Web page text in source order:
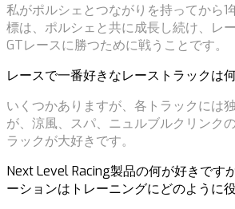
私がポルシェとつながりを持ってから1
標は、ポルシェと共に成長し続け、レ
GTレースに勝つために戦うことです。
レースで一番好きなレーストラックは
いくつかありますが、各トラックには
が、涼風、スパ、ニュルブルクリンク
ラックが大好きです。
Next Level Racing製品の何が好きです
ーションはトレーニングにどのように